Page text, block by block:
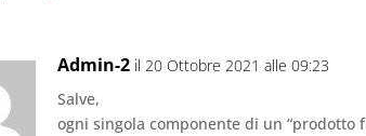
Admin-2 il 20 Ottobre 2021 alle 09:23
Salve,
ogni singola componente di un “prodotto